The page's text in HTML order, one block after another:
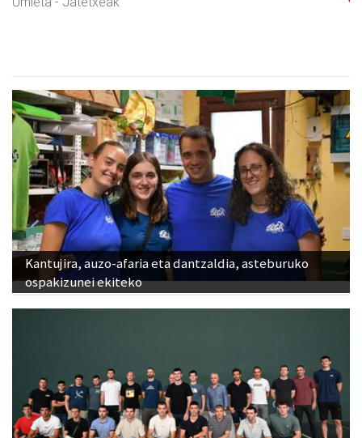
Kantujira, auzo-afaria eta dantzaldia, asteburuko
ospakizunei ekiteko